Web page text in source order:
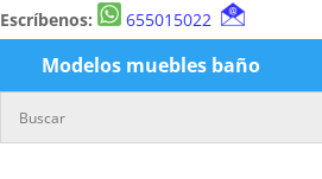
Escríbenos:
655015022
Modelos muebles baño